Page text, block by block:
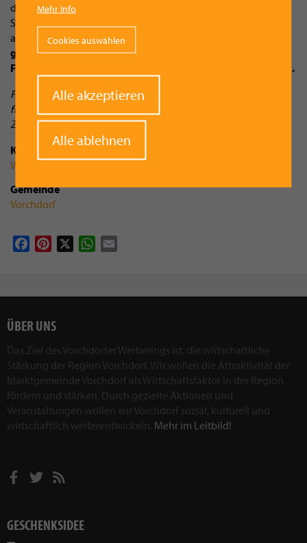
der Rechtskonformität sowie Dokumentation und
Sicherstellung der personellen Ausstattung sind nur Auszüge
aus dem Umfang dieses Qualitätsaudits.
geschulten Mitarbeitern und einem Fuhrpark von 20
Fahrzeugen ist proUmwelt bestens für die Zukunft gerüstet.
Foto: Günter Schneeberger (li) und Dr. Manfred Scherleitner
freuen sich nach einem strengen Qualitätsaudit über das
Zertifikat „Entsorgungsfachbetrieb“ für proUmwelt.
Kategorie
Wirtschaft
Gemeinde
Vorchdorf
FacebookPinterest WhatsApp
ÜBER UNS
Das Ziel des Vorchdorfer Werberings ist, die wirtschaftliche
Stärkung der Region Vorchdorf. Wir wollen die Attraktivität der
Marktgemeinde Vorchdorf als Wirtschaftsfaktor in der Region
fördern und stärken. Durch gezielte Aktionen und
Veranstaltungen wollen wir Vorchdorf sozial, kulturell und
wirtschaftlich weiterentwickeln. Mehr im Leitbild!
GESCHENKSIDEE
Mehr Info
Cookies auswählen
Alle akzeptieren
Alle ablehnen